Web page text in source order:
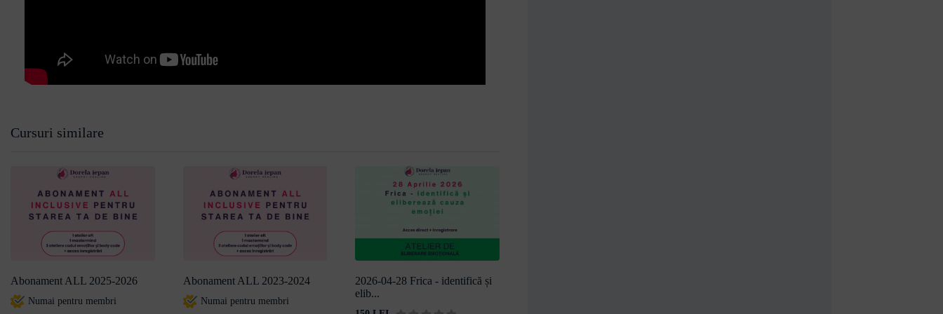
Cursuri similare
Abonament ALL 2025-2026
Numai pentru membri
Abonament ALL 2023-2024
Numai pentru membri
2026-04-28 Frica - identifică și
elib...